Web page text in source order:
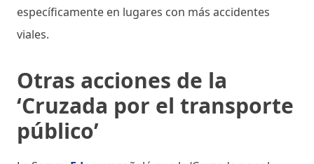
específicamente en lugares con más accidentes
viales.
Otras acciones de la
‘Cruzada por el transporte
público’